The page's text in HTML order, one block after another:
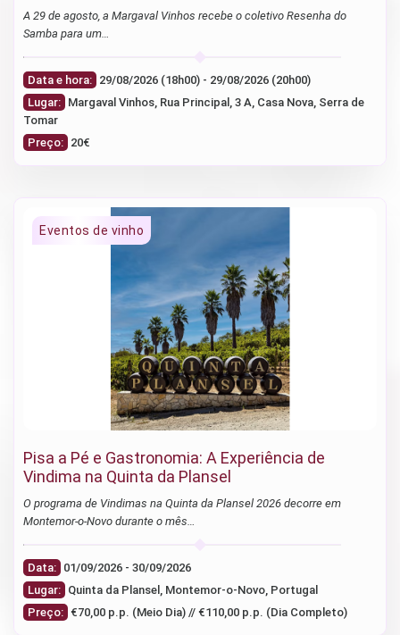
A 29 de agosto, a Margaval Vinhos recebe o coletivo Resenha do
Samba para um…
Data e hora:
29/08/2026 (18h00) - 29/08/2026 (20h00)
Lugar: Margaval Vinhos, Rua Principal, 3 A, Casa Nova, Serra de
Tomar
Preço: 20€
Pisa a Pé e Gastronomia: A Experiência de
Vindima na Quinta da Plansel
O programa de Vindimas na Quinta da Plansel 2026 decorre em
Montemor-o-Novo durante o mês…
Data:
01/09/2026 - 30/09/2026
Lugar: Quinta da Plansel, Montemor-o-Novo, Portugal
Preço: €70,00 p.p. (Meio Dia) // €110,00 p.p. (Dia Completo)